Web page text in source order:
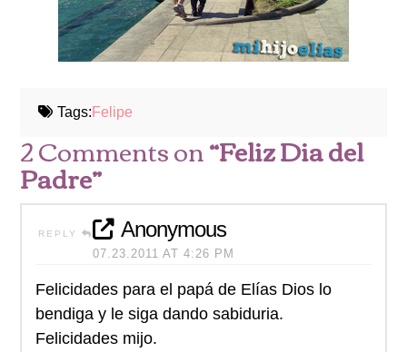
Tags: Felipe
2 Comments on“Feliz Dia del
Padre”
REPLY Anonymous
07.23.2011 AT 4:26 PM
Felicidades para el papá de Elías Dios lo
bendiga y le siga dando sabiduria.
Felicidades mijo.